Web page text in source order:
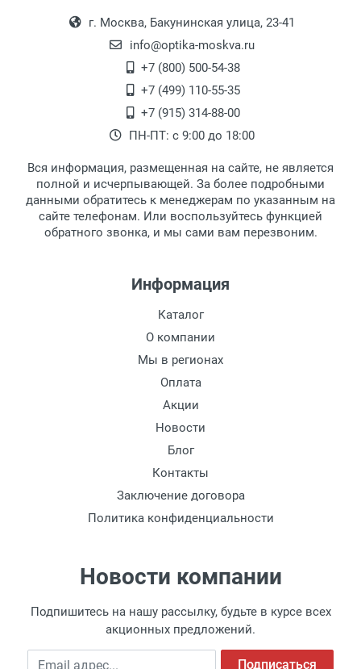
Ширина линзы:
Ширина мостика:
Материал линзы:
Материал оправы:
Материал дужки:
Цвет оправы:
Оплата товара производится
наличными непосредственно на пункте
выдачи товара.
Перечисление средств на расчетный счет.
18:00, по субботам с 11:00 до 15:00, в
офисе по адресу: г. Москва,
Переведеновский переулок 17, корпус 1,
второй этаж, тел. +7 (499) 110-55-35.
После того, как заказ поступает в пункт
выдачи, наш менеджер связывается с
клиентом и оповещает о поступлении
товара.
Для получения товара при себе
обязательно иметь паспорт.
Заказ необходимо забрать в течение 3
рабочих дней с момента поступления на
дополнительных расходов за хранение
Доставляем товар по Москве компанией
Сдэк до ближайшего к вам пункта
Доставка транспортными компаниями по
преимущественно по России.
Мы сотрудничаем с различными
легко и быстро подберем для Вас самый
Доставка товара по регионам России от 1
Доставка до транспортной компании
г. Москва, Бакунинская улица, 23-41
info@optika-moskva.ru
+7 (800) 500-54-38
+7 (499) 110-55-35
+7 (915) 314-88-00
ПН-ПТ: с 9:00 до 18:00
Вся информация, размещенная на сайте, не является
полной и исчерпывающей. За более подробными
данными обратитесь к менеджерам по указанным на
сайте телефонам. Или воспользуйтесь функцией
обратного звонка, и мы сами вам перезвоним.
Информация
Каталог
О компании
Мы в регионах
Оплата
Акции
Новости
Блог
Контакты
Заключение договора
Политика конфиденциальности
Новости компании
Подпишитесь на нашу рассылку, будьте в курсе всех
акционных предложений.
Email адрес Подписаться